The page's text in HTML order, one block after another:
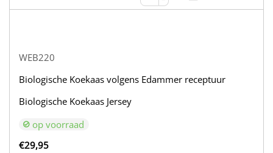
WEB220
Biologische Koekaas volgens Edammer receptuur
Biologische Koekaas Jersey
op voorraad
€29,95